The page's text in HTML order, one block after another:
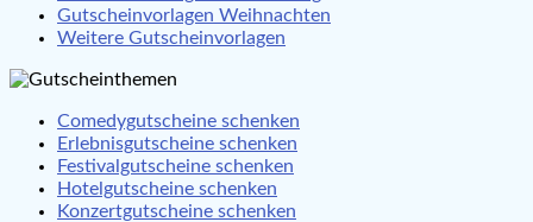
Gutscheinvorlagen Weihnachten
Weitere Gutscheinvorlagen
Comedygutscheine schenken
Erlebnisgutscheine schenken
Festivalgutscheine schenken
Hotelgutscheine schenken
Konzertgutscheine schenken